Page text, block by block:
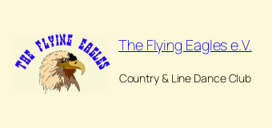
Inhalt
springen
The Flying Eagles e.V.
Country & Line Dance Club